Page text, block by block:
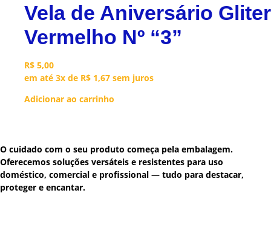
Vela de Aniversário Gliter
Vermelho Nº “3”
R$ 5,00
em até 3x de R$ 1,67 sem juros
Adicionar ao carrinho
O cuidado com o seu produto começa pela embalagem.
Oferecemos soluções versáteis e resistentes para uso
doméstico, comercial e profissional — tudo para destacar,
proteger e encantar.